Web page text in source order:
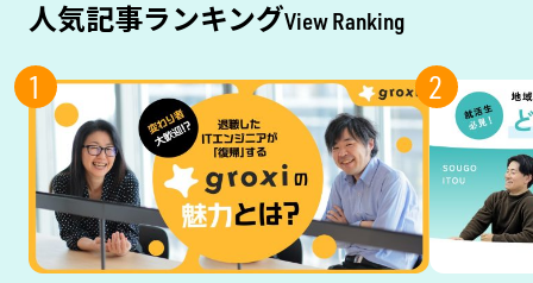
人気記事ランキングView Ranking
1 2